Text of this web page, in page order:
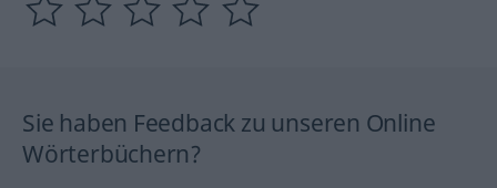
Sie haben Feedback zu unseren Online
Wörterbüchern?